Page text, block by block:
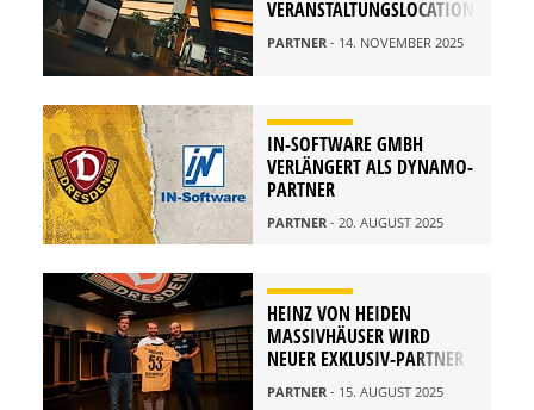
VERANSTALTUNGSLOCATION
PARTNER - 14. NOVEMBER 2025
IN-SOFTWARE GMBH
VERLÄNGERT ALS DYNAMO-
PARTNER
PARTNER - 20. AUGUST 2025
HEINZ VON HEIDEN
MASSIVHÄUSER WIRD
NEUER EXKLUSIV-PARTNER
PARTNER - 15. AUGUST 2025